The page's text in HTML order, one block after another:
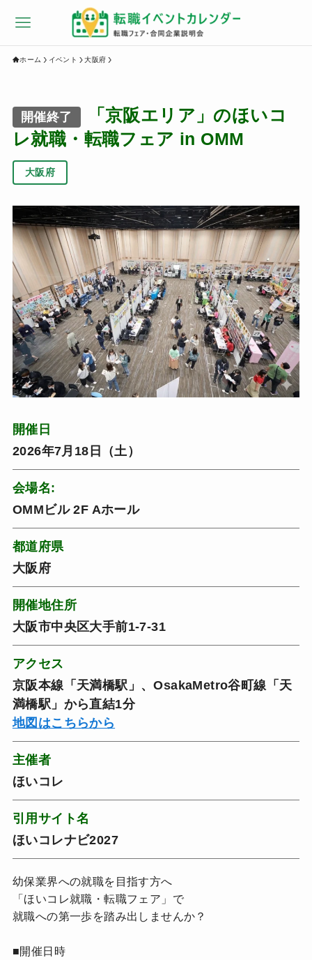
ホーム イベント 大阪府
開催終了
「京阪エリア」のほいコ
レ就職・転職フェア in OMM
大阪府
開催日
2026年7月18日（土）
会場名:
OMMビル 2F Aホール
都道府県
大阪府
開催地住所
大阪市中央区大手前1-7-31
アクセス
京阪本線「天満橋駅」、OsakaMetro谷町線「天
満橋駅」から直結1分
地図はこちらから
主催者
ほいコレ
引用サイト名
ほいコレナビ2027
幼保業界への就職を目指す方へ
「ほいコレ就職・転職フェア」で
就職への第一歩を踏み出しませんか？
■開催日時